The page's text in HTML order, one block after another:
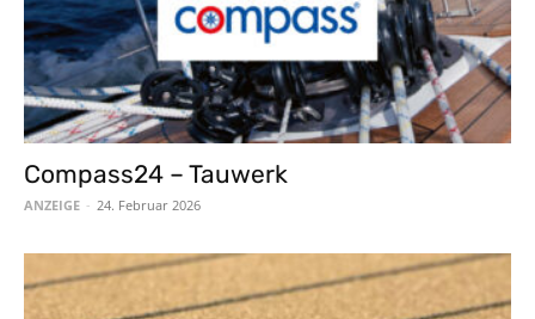
Compass24 – Tauwerk
ANZEIGE - 24. Februar 2026